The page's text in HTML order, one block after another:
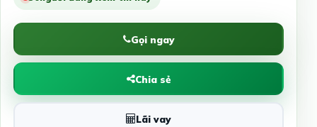
Gọi ngay
Chia sẻ
Lãi vay